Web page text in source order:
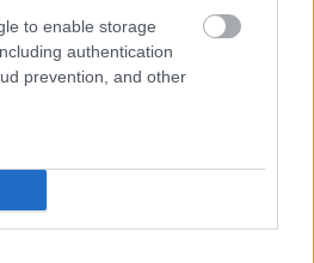
to enable storage
authentication
prevention, and other
rizs magokkal
rétes